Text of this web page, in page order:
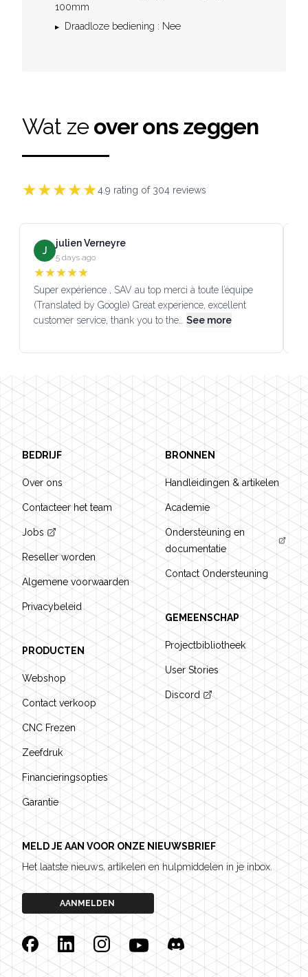
100mm
Draadloze bediening : Nee
Wat zeover ons zeggen
★★★★★4.9 rating of 304 reviews
J
julien Verneyre
5 days ago
★★★★★
Super expérience , SAV au top merci à toute l’équipe
(Translated by Google) Great experience, excellent
customer service, thank you to the…
See more
Footer
BEDRIJF
Over ons
Contacteer het team
Jobs
Reseller worden
Algemene voorwaarden
Privacybeleid
PRODUCTEN
Webshop
Contact verkoop
CNC Frezen
Zeefdruk
Financieringsopties
Garantie
BRONNEN
Handleidingen & artikelen
Academie
Ondersteuning en
documentatie
Contact Ondersteuning
GEMEENSCHAP
Projectbibliotheek
User Stories
Discord
MELD JE AAN VOOR ONZE NIEUWSBRIEF
Het laatste nieuws, artikelen en hulpmiddelen in je inbox.
AANMELDEN
FacebookLinkedinInstagramYouTubeDiscord